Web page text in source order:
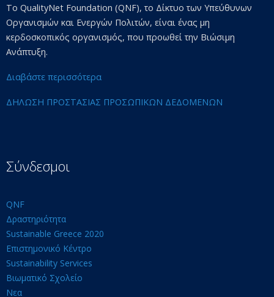
Το QualityNet Foundation (QNF), το Δίκτυο των Υπεύθυνων
Οργανισμών και Ενεργών Πολιτών, είναι ένας μη
κερδοσκοπικός οργανισμός, που προωθεί την Βιώσιμη
Ανάπτυξη.
Διαβάστε περισσότερα
ΔΗΛΩΣΗ ΠΡΟΣΤΑΣΙΑΣ ΠΡΟΣΩΠΙΚΩΝ ΔΕΔΟΜΕΝΩΝ
Σύνδεσμοι
QNF
Δραστηριότητα
Sustainable Greece 2020
Επιστημονικό Κέντρο
Sustainability Services
Βιωματικό Σχολείο
Νεα